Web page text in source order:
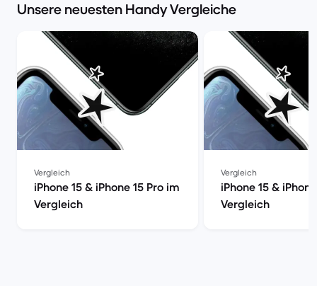
Unsere neuesten Handy Vergleiche
Vergleich
iPhone 15 & iPhone 15 Pro im
Vergleich
Vergleich
iPhone 15 &
Vergleich